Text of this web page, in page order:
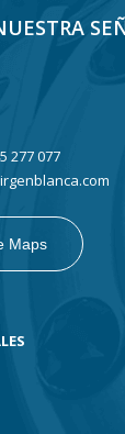
277 077
Maps